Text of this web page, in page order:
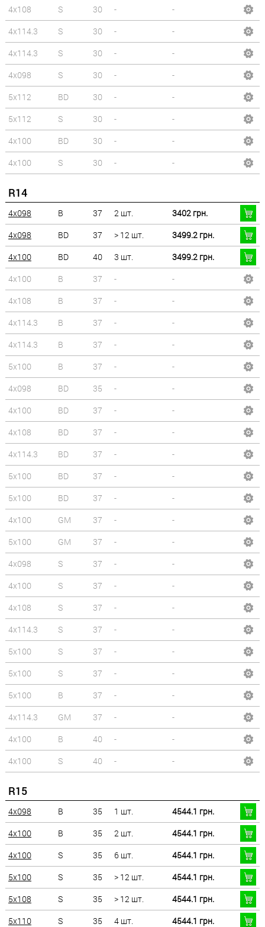
4x108 S 30 -
-
4x114.3
S 30 -
-
4x114.3
S 30 -
-
4x098
S 30 -
-
5x112
BD 30 -
-
5x112
S 30 -
-
4x100
BD 30 -
-
4x100
S 30 - -
R14
4x098 B 37 2 шт.
3402 грн.
4x098
BD 37 > 12 шт.
3499.2 грн.
4x100
BD 40 3 шт.
3499.2 грн.
4x100
B 37 -
-
4x108
B 37 -
-
4x114.3
B 37 -
-
4x114.3
B 37 -
-
5x100
B 37 -
-
4x098
BD 35 -
-
4x100
BD 37 -
-
4x108
BD 37 -
-
4x114.3
BD 37 -
-
5x100
BD 37 -
-
5x100
BD 37 -
-
4x100
GM 37 -
-
5x100
GM 37 -
-
4x098
S 37 -
-
4x100
S 37 -
-
4x108
S 37 -
-
4x114.3
S 37 -
-
5x100
S 37 -
-
5x100
S 37 -
-
5x100
B 37 -
-
4x114.3
GM 37 -
-
4x100
B 40 -
-
4x100
S 40 - -
R15
4x098 B 35 1 шт.
4544.1 грн.
4x100
B 35 2 шт.
4544.1 грн.
4x100
S 35 6 шт.
4544.1 грн.
5x100
S 35 > 12 шт.
4544.1 грн.
5x108
S 35 > 12 шт.
4544.1 грн.
5x110
S 35 4 шт.
4544.1 грн.